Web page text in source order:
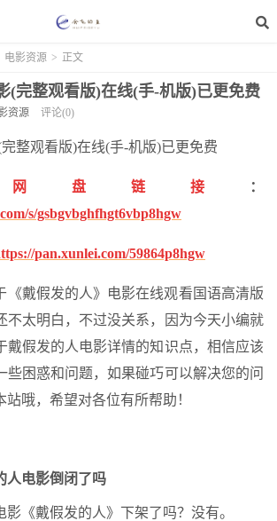
电影资源 > 正文
(完整观看版)在线(手-机版)已更免费
资源 评论(0)
整观看版)在线(手-机版)已更免费
网盘链接
：
s/gsbgvbghfhgt6vbp8hgw
pan.xunlei.com/59864p8hgw
《戴假发的人》电影在线观看国语高清版
不太明白，不过没关系，因为今天小编就
戴假发的人电影详情的知识点，相信应该
些困惑和问题，如果碰巧可以解决您的问
哦，希望对各位有所帮助！
人电影倒闭了吗
影《戴假发的人》下架了吗？没有。